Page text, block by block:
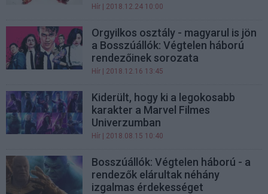
Hír | 2018.12.24 10:00
Orgyilkos osztály - magyarul is jön
a Bosszúállók: Végtelen háború
rendezőinek sorozata
Hír | 2018.12.16 13:45
Kiderült, hogy ki a legokosabb
karakter a Marvel Filmes
Univerzumban
Hír | 2018.08.15 10:40
Bosszúállók: Végtelen háború - a
rendezők elárultak néhány
izgalmas érdekességet